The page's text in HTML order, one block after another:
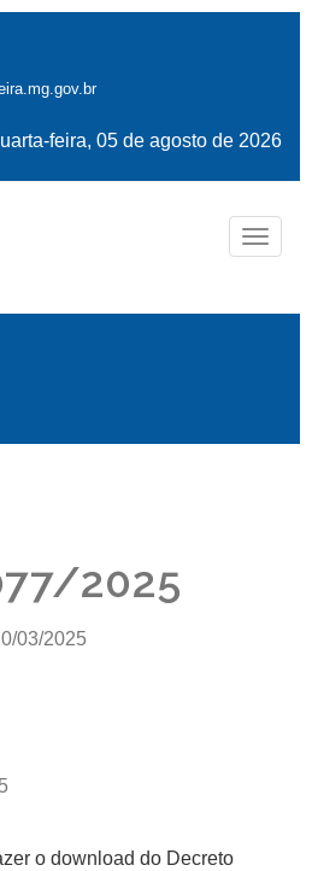
feira, 05 de agosto de 2026
2025
03/2025
o download do Decreto